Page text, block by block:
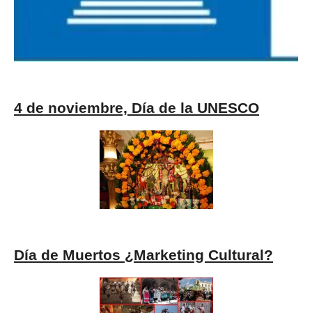
4 de noviembre, Día de la UNESCO
Día de Muertos ¿Marketing Cultural?